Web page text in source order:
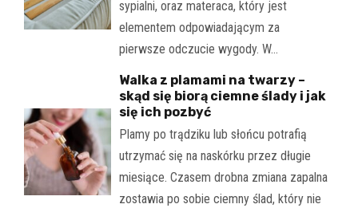
sypialni, oraz materaca, który jest
elementem odpowiadającym za
pierwsze odczucie wygody. W…
Walka z plamami na twarzy –
skąd się biorą ciemne ślady i jak
się ich pozbyć
Plamy po trądziku lub słońcu potrafią
utrzymać się na naskórku przez długie
miesiące. Czasem drobna zmiana zapalna
zostawia po sobie ciemny ślad, który nie